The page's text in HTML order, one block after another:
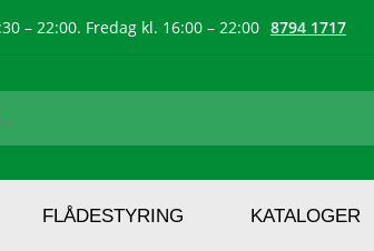
– 22:00. Fredag kl. 16:00 – 22:00 8794 1717
FLÅDESTYRING KATALOGER